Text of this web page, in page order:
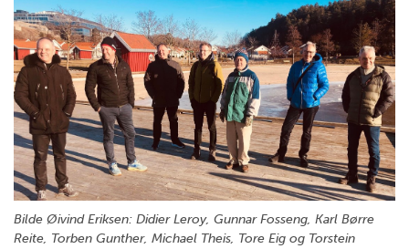
Bilde Øivind Eriksen: Didier Leroy, Gunnar Fosseng, Karl Børre
Reite, Torben Gunther, Michael Theis, Tore Eig og Torstein